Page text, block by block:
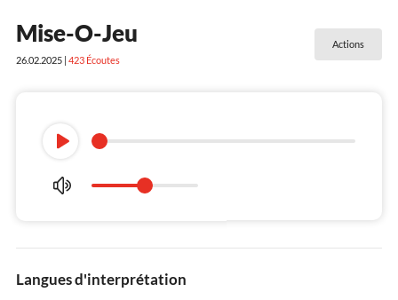
Mise-O-Jeu
26.02.2025 | 423Écoutes
Actions
Langues d'interprétation